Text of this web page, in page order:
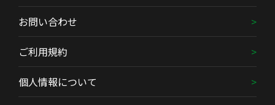
お問い合わせ
ご利用規約
個人情報について